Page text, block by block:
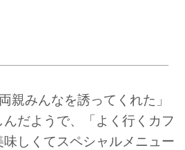
親みんなを誘ってくれた」
だようで、「よく行くカフ
しくてスペシャルメニュー